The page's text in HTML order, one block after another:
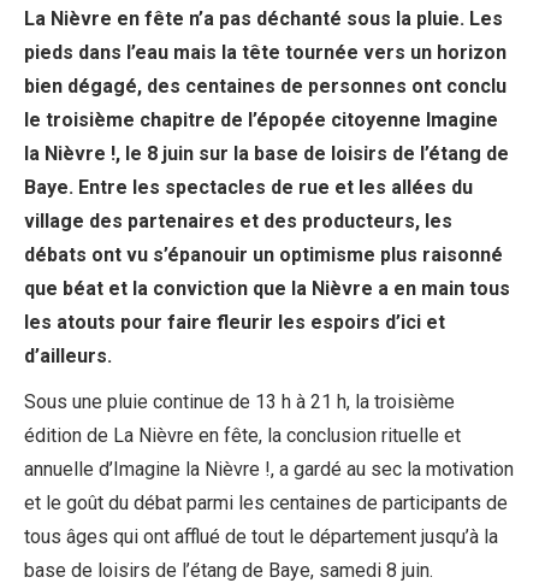
La Nièvre en fête n’a pas déchanté sous la pluie. Les
pieds dans l’eau mais la tête tournée vers un horizon
bien dégagé, des centaines de personnes ont conclu
le troisième chapitre de l’épopée citoyenne Imagine
la Nièvre !, le 8 juin sur la base de loisirs de l’étang de
Baye. Entre les spectacles de rue et les allées du
village des partenaires et des producteurs, les
débats ont vu s’épanouir un optimisme plus raisonné
que béat et la conviction que la Nièvre a en main tous
les atouts pour faire fleurir les espoirs d’ici et
d’ailleurs.
Sous une pluie continue de 13 h à 21 h, la troisième
édition de La Nièvre en fête, la conclusion rituelle et
annuelle d’Imagine la Nièvre !, a gardé au sec la motivation
et le goût du débat parmi les centaines de participants de
tous âges qui ont afflué de tout le département jusqu’à la
base de loisirs de l’étang de Baye, samedi 8 juin.